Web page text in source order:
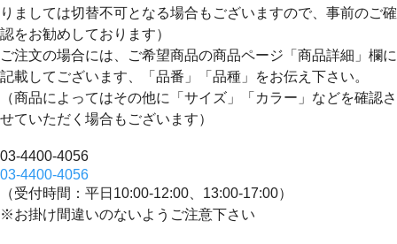
りましては切替不可となる場合もございますので、事前のご確
認をお勧めしております）
ご注文の場合には、ご希望商品の商品ページ「商品詳細」欄に
記載してございます、
「品番」「品種」
をお伝え下さい。
（商品によってはその他に「サイズ」「カラー」などを確認さ
せていただく場合もございます）
03-4400-4056
03-4400-4056
（受付時間：平日10:00-12:00、13:00-17:00）
※お掛け間違いのないようご注意下さい